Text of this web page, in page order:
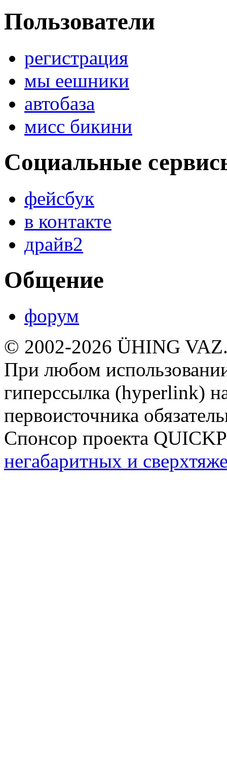
Пользователи
регистрация
мы еешники
автобаза
мисс бикини
Социальные
фейсбук
в контакте
драйв2
Общение
форум
© 2002-2026 ÜHING
При любом
гиперссылка (hyperlink)
первоисточника
Спонсор проекта
негабаритных и